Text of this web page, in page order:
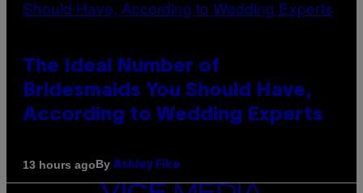
The Ideal Number of
Bridesmaids You Should Have,
According to Wedding Experts
13 hours agoBy Ashley Fike
VICE